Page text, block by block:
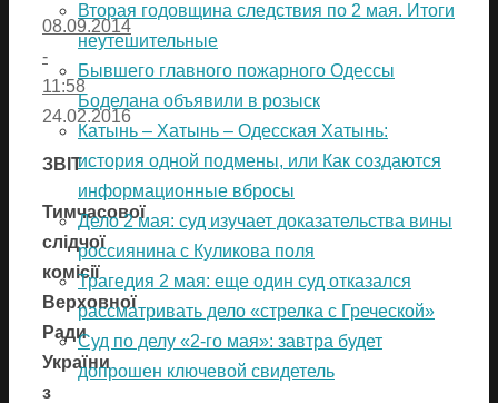
08.09.2014
-
11:58
24.02.2016
ЗВІТ
Тимчасової
слідчої
комісії
Верховної
Ради
України
з
Вторая годовщина следствия по 2 мая. Итоги
неутешительные
Бывшего главного пожарного Одессы
Боделана объявили в розыск
Катынь – Хатынь – Одесская Хатынь:
история одной подмены, или Как создаются
информационные вбросы
Дело 2 мая: суд изучает доказательства вины
россиянина с Куликова поля
Трагедия 2 мая: еще один суд отказался
рассматривать дело «стрелка с Греческой»
Суд по делу «2-го мая»: завтра будет
допрошен ключевой свидетель